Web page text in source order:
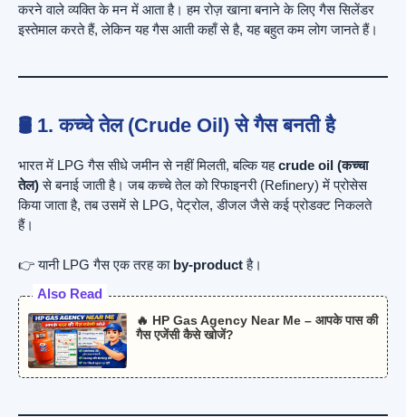
करने वाले व्यक्ति के मन में आता है। हम रोज़ खाना बनाने के लिए गैस सिलेंडर
इस्तेमाल करते हैं, लेकिन यह गैस आती कहाँ से है, यह बहुत कम लोग जानते हैं।
🛢️ 1. कच्चे तेल (Crude Oil) से गैस बनती है
भारत में LPG गैस सीधे जमीन से नहीं मिलती, बल्कि यहcrude oil (कच्चा
तेल)से बनाई जाती है। जब कच्चे तेल को रिफाइनरी (Refinery) में प्रोसेस
किया जाता है, तब उसमें से LPG, पेट्रोल, डीजल जैसे कई प्रोडक्ट निकलते
हैं।
👉 यानी LPG गैस एक तरह का by-productहै।
Also Read
🔥 HP Gas Agency Near Me – आपके पास की
गैस एजेंसी कैसे खोजें?